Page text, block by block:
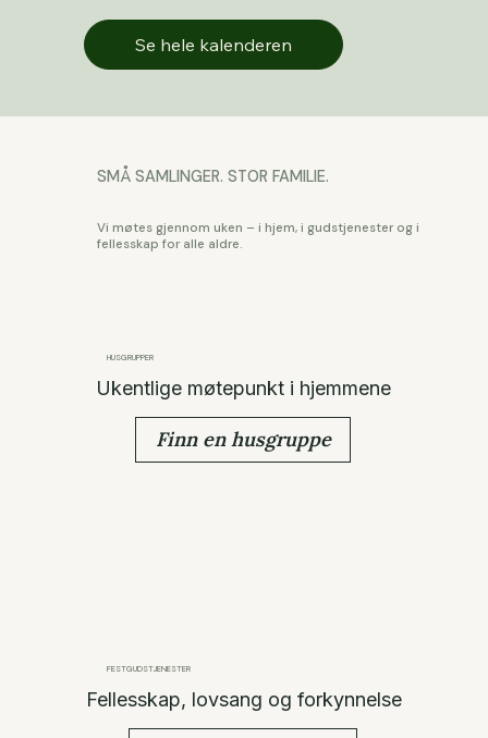
Se hele kalenderen
SMÅ SAMLINGER. STOR FAMILIE.
Vi møtes gjennom uken – i hjem, i gudstjenester og i
fellesskap for alle aldre.
HUSGRUPPER
Ukentlige møtepunkt i hjemmene
Finn en husgruppe
FESTGUDSTJENESTER
Fellesskap, lovsang og forkynnelse